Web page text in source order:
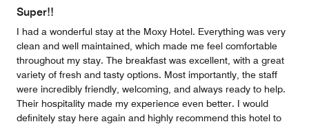
5
Super!!
I had a wonderful stay at the Moxy Hotel. Everything was very
clean and well maintained, which made me feel comfortable
throughout my stay. The breakfast was excellent, with a great
variety of fresh and tasty options. Most importantly, the staff
were incredibly friendly, welcoming, and always ready to help.
Their hospitality made my experience even better. I would
definitely stay here again and highly recommend this hotel to